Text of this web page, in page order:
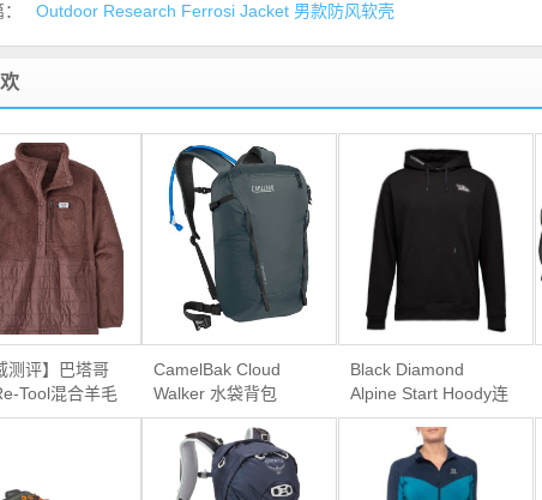
Outdoor Research Ferrosi Jacket 男款防风软壳
测评】巴塔哥
Tool混合羊毛
CamelBak Cloud
Walker 水袋背包
Black Diamond
Alpine Start Hoody连
帽衫